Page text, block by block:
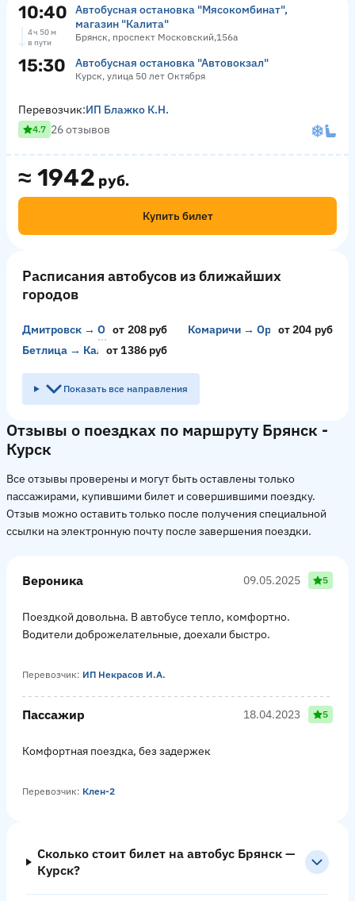
10:40
Автобусная остановка "Мясокомбинат",
магазин "Калита"
Брянск, проспект Московский,156а
4 ч 50 м
в пути
15:30 Автобусная остановка "Автовокзал"
Курск, улица 50 лет Октября
≈ 1942 руб.
Купить билет
Перевозчик:ИП Блажко К.Н.
4.7 26 отзывов
Расписания автобусов из ближайших
городов
Дмитровск → Орёлот 208 руб Комаричи → Орёлот 204 руб
Бетлица → Калугаот 1386 руб
Показать все направления
Отзывы о поездках по маршруту Брянск -
Курск
Все отзывы проверены и могут быть оставлены только
пассажирами, купившими билет и совершившими поездку.
Отзыв можно оставить только после получения специальной
ссылки на электронную почту после завершения поездки.
Вероника 09.05.2025 5
Поездкой довольна. В автобусе тепло, комфортно.
Водители доброжелательные, доехали быстро.
Перевозчик: ИП Некрасов И.А.
Пассажир 18.04.2023 5
Комфортная поездка, без задержек
Перевозчик: Клен-2
Сколько стоит билет на автобус Брянск —
Курск?